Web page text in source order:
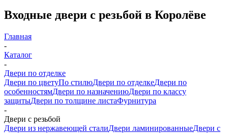
Входные двери с резьбой в Королёве
Главная
-
Каталог
-
Двери по отделке
Двери по цветуПо стилюДвери по отделкеДвери по
особенностямДвери по назначениюДвери по классу
защитыДвери по толщине листаФурнитура
-
Двери с резьбой
Двери из нержавеющей сталиДвери ламинированныеДвери с